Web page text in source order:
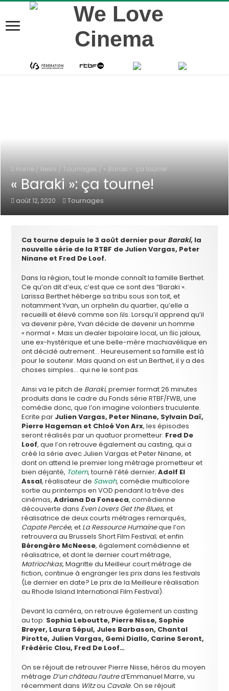
Home / News / Tournages / « Baraki »: ça tourne!
« Baraki »: ça tourne!
août 12, 2020 Tournages
Ca tourne depuis le 3 août dernier pour Baraki, la
nouvelle série de la RTBF de Julien Vargas, Peter
Ninane et Fred De Loof.
Dans la région, tout le monde connaît la famille Berthet.
Ce qu’on dit d’eux, c’est que ce sont des “Baraki ».
Larissa Berthet héberge sa tribu sous son toit, et
notamment Yvan, un orphelin du quartier, qu’elle a
recueilli et élevé comme son ﬁls. Lorsqu’il apprend qu’il
va devenir père, Yvan décide de devenir un homme
« normal ». Mais un dealer bipolaire local, un ﬂic jaloux,
une ex-hystérique et une belle-mère machiavélique en
ont décidé autrement… Heureusement sa famille est là
pour le soutenir. Mais quand on est un Berthet, il y a des
choses simples… qui ne le sont pas.
Ainsi va le pitch de Baraki, premier format 26 minutes
produits dans le cadre du Fonds série RTBF/FWB, une
comédie donc, que l’on imagine volontiers truculente.
Ecrite par Julien Vargas, Peter Ninane, Sylvain Daï,
Pierre Hageman et Chloé Von Arx, les épisodes
seront réalisés par un quatuor prometteur: Fred De
Loof, que l’on retrouve également au casting, qui a
créé la série avec Julien Vargas et Peter Ninane, et
dont on attend le premier long métrage prometteur et
bien déjanté, Totem, tourné l’été dernier;Adolf El
Assal, réalisateur de Sawah, comédie multicolore
sortie au printemps en VOD pendant la trêve des
cinémas,Adriana Da Fonseca, comédienne
découverte dans Even Lovers Get the Blues, et
réalisatrice de deux courts métrages remarqués,
Capote Percée, et La Ressource Humaineque l’on
retrouvera au Brussels Short Film Festival; et enfin
Bérengère McNeese, également comédienne et
réalisatrice, et dont le dernier court métrage,
Matriochkas, Magritte du Meilleur court métrage de
fiction, continue à engranger les prix dans les festivals
(Le dernier en date? Le prix de la Meilleure réalisation
au Rhode Island International Film Festival).
Devant la caméra, on retrouve également un casting
au top: Sophia Leboutte, Pierre Nisse, Sophie
Breyer, Laura Sépul, Jules Barbason, Chantal
Pirotte, Julien Vargas, Gemi Diallo, Carine Seront,
Frédéric Clou, Fred De Loof…
On se réjouit de retrouver Pierre Nisse, héros du moyen
métrage D’un château l’autred’Emmanuel Marre, vu
récemment dans Witzou Cavale. On se réjouit